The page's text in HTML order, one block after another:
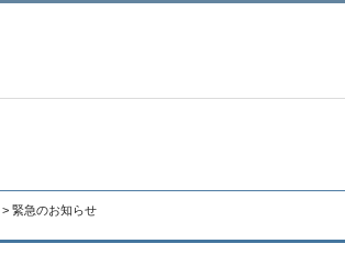
> 緊急のお知らせ